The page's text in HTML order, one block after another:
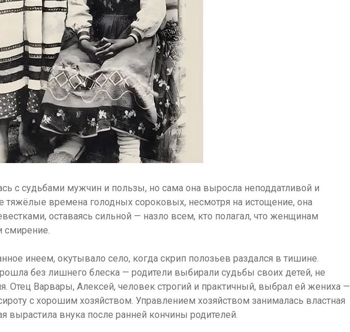
с судьбами мужчин и пользы, но сама она выросла неподдатливой и
тяжёлые времена голодных сороковых, несмотря на истощение, она
оставаясь сильной — назло всем, кто полагал, что женщинам
смирение.
инеем, окутывало село, когда скрип полозьев раздался в тишине.
без лишнего блеска — родители выбирали судьбы своих детей, не
Отец Варвары, Алексей, человек строгий и практичный, выбрал ей жениха —
с хорошим хозяйством. Управлением хозяйством занималась властная
вырастила внука после ранней кончины родителей.